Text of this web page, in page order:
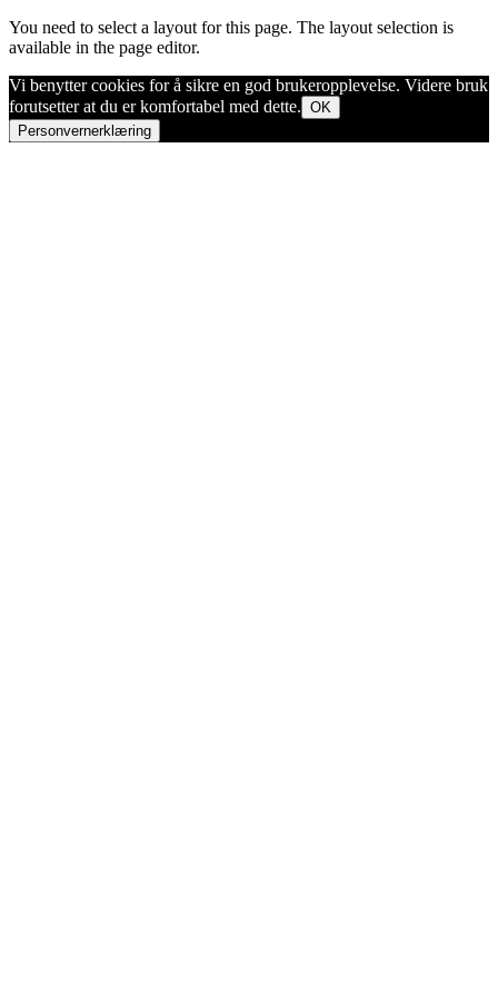
You need to select a layout for this page. The layout selection is
available in the page editor.
Vi benytter cookies for å sikre en god brukeropplevelse. Videre bruk
forutsetter at du er komfortabel med dette. OK
Personvernerklæring